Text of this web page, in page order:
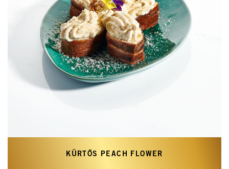
KÜRTŐS PEACH FLOWER